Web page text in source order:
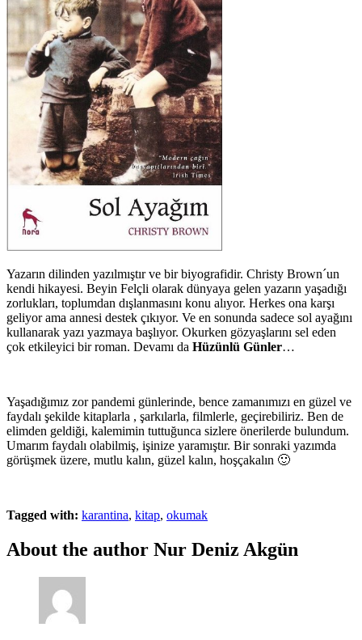
Yazarın dilinden yazılmıştır ve bir biyografidir. Christy Brown´un
kendi hikayesi. Beyin Felçli olarak dünyaya gelen yazarın yaşadığı
zorlukları, toplumdan dışlanmasını konu alıyor. Herkes ona karşı
geliyor ama annesi destek çıkıyor. Ve en sonunda sadece sol ayağını
kullanarak yazı yazmaya başlıyor. Okurken gözyaşlarını sel eden
çok etkileyici bir roman. Devamı da Hüzünlü Günler…
Yaşadığımız zor pandemi günlerinde, bence zamanımızı en güzel ve
faydalı şekilde kitaplarla , şarkılarla, filmlerle, geçirebiliriz. Ben de
elimden geldiği, kalemimin tuttuğunca sizlere önerilerde bulundum.
Umarım faydalı olabilmiş, işinize yaramıştır. Bir sonraki yazımda
görüşmek üzere, mutlu kalın, güzel kalın, hoşçakalın 🙂
Tagged with: karantina, kitap, okumak
About the author Nur Deniz Akgün